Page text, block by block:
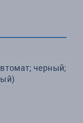
черный;